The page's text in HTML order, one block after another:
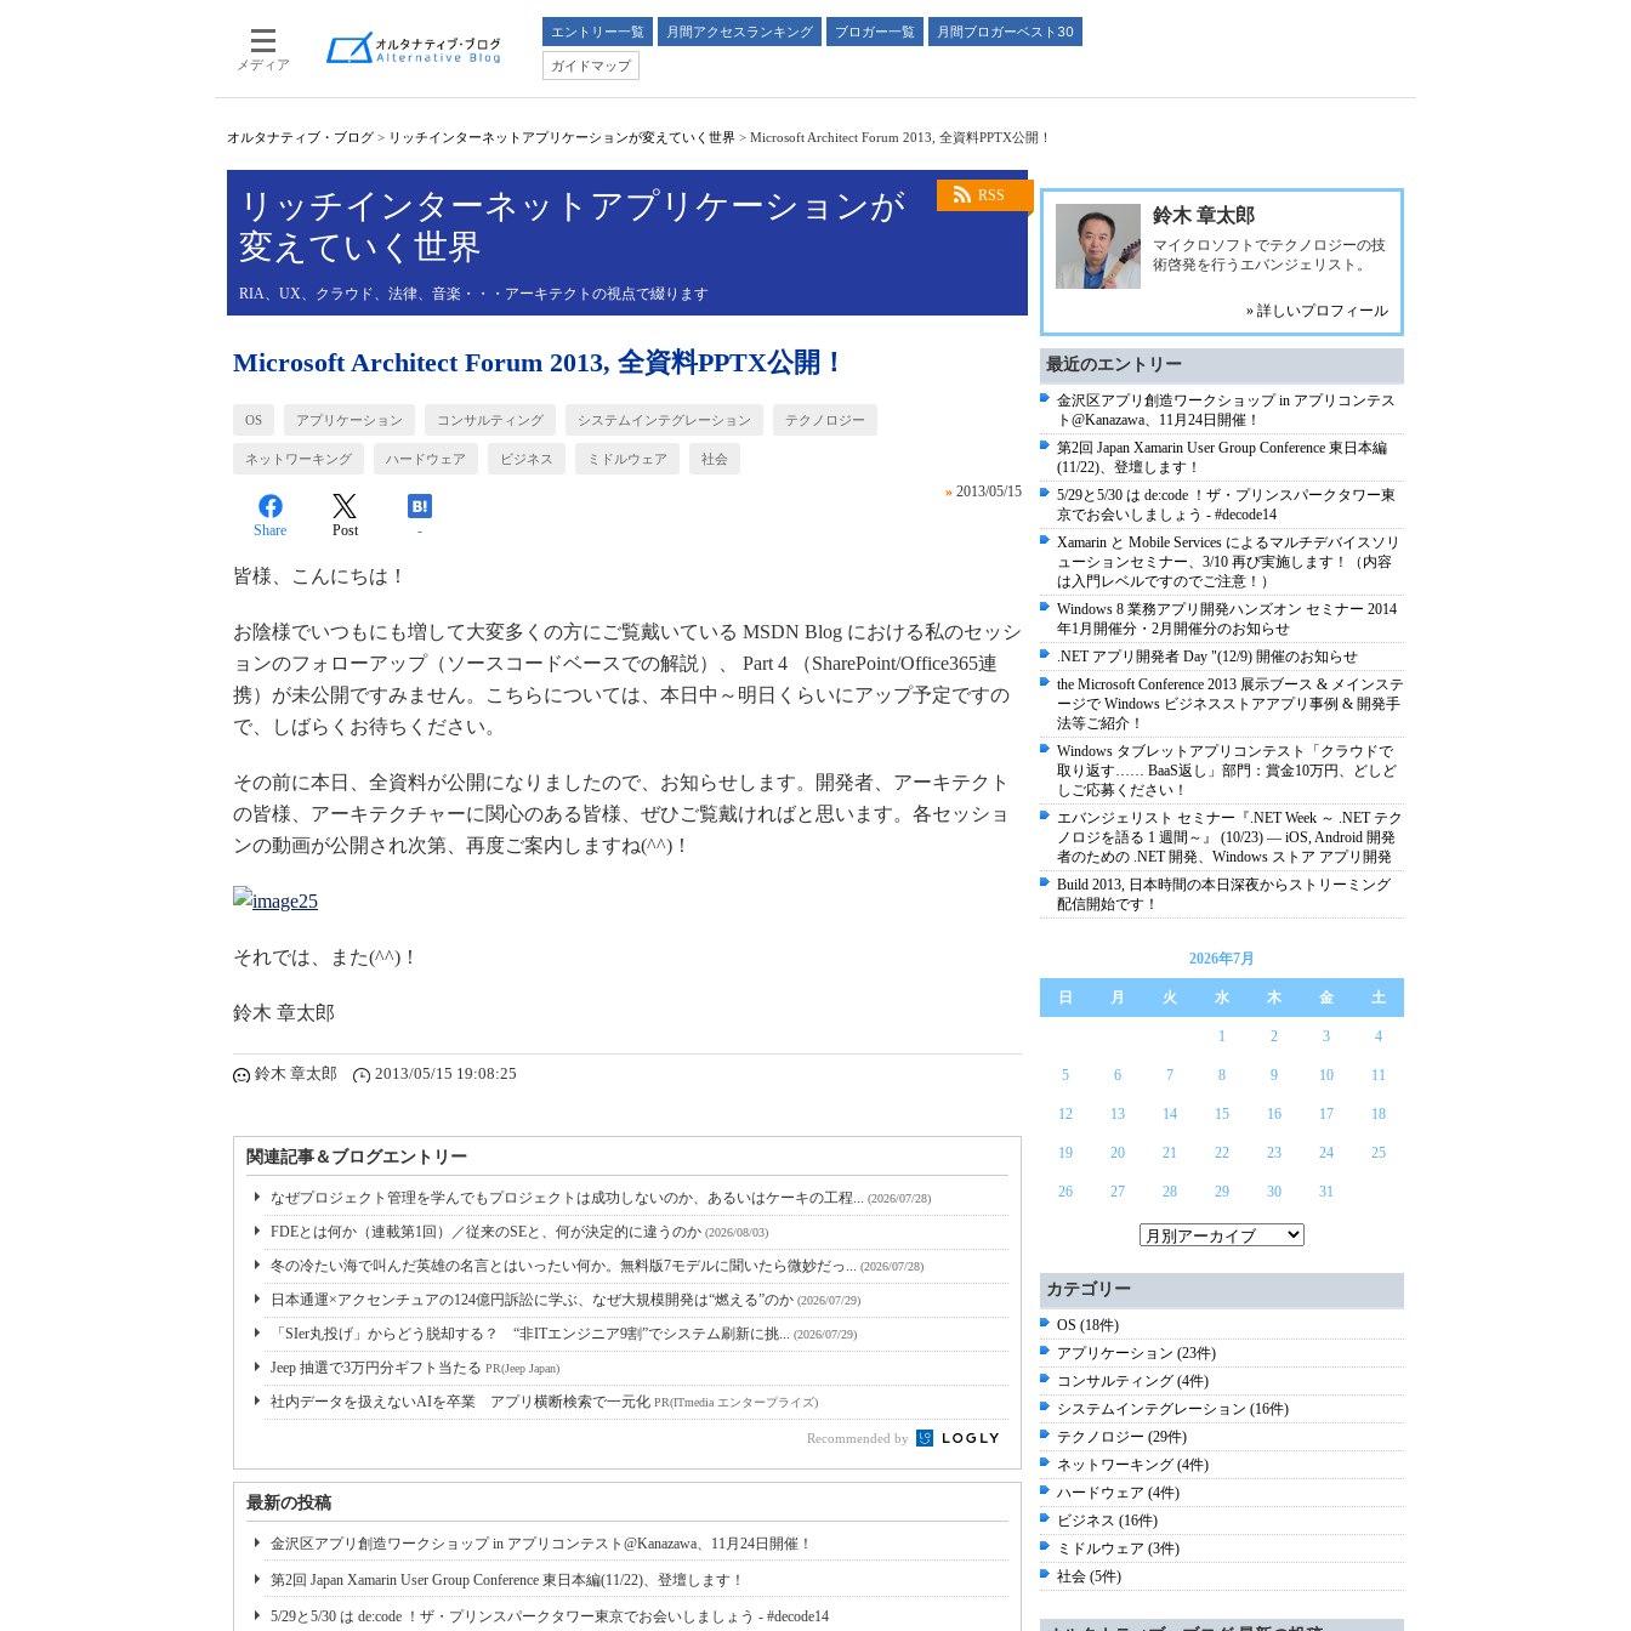
メディア
エントリー一覧 月間アクセスランキング ブロガー一覧
月間ブロガーベスト30
ガイドマップ
オルタナティブ・ブログ > リッチインターネットアプリケーションが変えていく世界 > Microsoft Architect Forum 2013, 全資料PPTX公開！
RSS
リッチインターネットアプリケーションが
変えていく世界
RIA、UX、クラウド、法律、音楽・・・アーキテクトの視点で綴ります
Microsoft Architect Forum 2013, 全資料PPTX公開！
OS アプリケーション コンサルティング システムインテグレーション テクノロジー
ネットワーキング ハードウェア ビジネス ミドルウェア 社会
» 2013/05/15
Share Post -
皆様、こんにちは！
お陰様でいつもにも増して大変多くの方にご覧戴いている MSDN Blog における私のセッシ
ョンのフォローアップ（ソースコードベースでの解説）、 Part 4 （SharePoint/Office365連
携）が未公開ですみません。こちらについては、本日中～明日くらいにアップ予定ですの
で、しばらくお待ちください。
その前に本日、全資料が公開になりましたので、お知らせします。開発者、アーキテクト
の皆様、アーキテクチャーに関心のある皆様、ぜひご覧戴ければと思います。各セッショ
ンの動画が公開され次第、再度ご案内しますね(^^)！
それでは、また(^^)！
鈴木 章太郎
鈴木 章太郎 2013/05/15 19:08:25
関連記事＆ブログエントリー
なぜプロジェクト管理を学んでもプロジェクトは成功しないのか、あるいはケーキの工程... (2026/07/28)
FDEとは何か（連載第1回）／従来のSEと、何が決定的に違うのか (2026/08/03)
冬の冷たい海で叫んだ英雄の名言とはいったい何か。無料版7モデルに聞いたら微妙だっ... (2026/07/28)
日本通運×アクセンチュアの124億円訴訟に学ぶ、なぜ大規模開発は“燃える”のか (2026/07/29)
「SIer丸投げ」からどう脱却する？ “非ITエンジニア9割”でシステム刷新に挑... (2026/07/29)
Jeep 抽選で3万円分ギフト当たる PR(Jeep Japan)
社内データを扱えないAIを卒業 アプリ横断検索で一元化 PR(ITmedia エンタープライズ)
Recommended by
最新の投稿
金沢区アプリ創造ワークショップ in アプリコンテスト@Kanazawa、11月24日開催！
第2回 Japan Xamarin User Group Conference 東日本編(11/22)、登壇します！
5/29と5/30 は de:code ！ザ・プリンスパークタワー東京でお会いしましょう - #decode14
鈴木 章太郎
マイクロソフトでテクノロジーの技
術啓発を行うエバンジェリスト。
» 詳しいプロフィール
最近のエントリー
金沢区アプリ創造ワークショップ in アプリコンテス
ト@Kanazawa、11月24日開催！
第2回 Japan Xamarin User Group Conference 東日本編
(11/22)、登壇します！
5/29と5/30 は de:code ！ザ・プリンスパークタワー東
京でお会いしましょう - #decode14
Xamarin と Mobile Services によるマルチデバイスソリ
ューションセミナー、3/10 再び実施します！（内容
は入門レベルですのでご注意！）
Windows 8 業務アプリ開発ハンズオン セミナー 2014
年1月開催分・2月開催分のお知らせ
.NET アプリ開発者 Day "(12/9) 開催のお知らせ
the Microsoft Conference 2013 展示ブース & メインステ
ージで Windows ビジネスストアアプリ事例 & 開発手
法等ご紹介！
Windows タブレットアプリコンテスト「クラウドで
取り返す…… BaaS返し」部門：賞金10万円、どしど
しご応募ください！
エバンジェリスト セミナー『.NET Week ～ .NET テク
ノロジを語る 1 週間～』 (10/23) ― iOS, Android 開発
者のための .NET 開発、Windows ストア アプリ開発
Build 2013, 日本時間の本日深夜からストリーミング
配信開始です！
2026年7月
日 月 火 水 木 金 土
1 2 3 4
5 6 7 8 9 10 11
12 13 14 15 16 17 18
19 20 21 22 23 24 25
26 27 28 29 30 31
カテゴリー
OS (18件)
アプリケーション (23件)
コンサルティング (4件)
システムインテグレーション (16件)
テクノロジー (29件)
ネットワーキング (4件)
ハードウェア (4件)
ビジネス (16件)
ミドルウェア (3件)
社会 (5件)